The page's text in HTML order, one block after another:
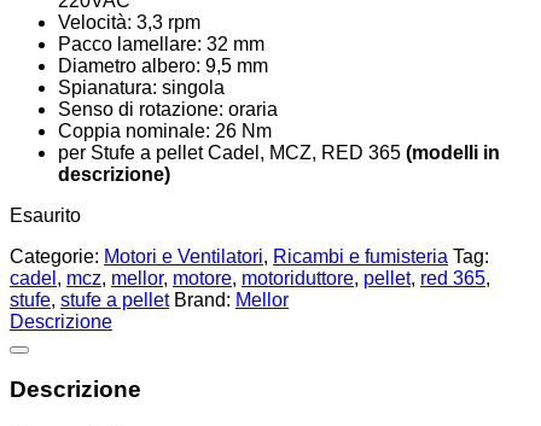
Velocità: 3,3 rpm
Pacco lamellare: 32 mm
Diametro albero: 9,5 mm
Spianatura: singola
Senso di rotazione: oraria
Coppia nominale: 26 Nm
per Stufe a pellet Cadel, MCZ, RED 365 (modelli in
descrizione)
Esaurito
Categorie: Motori e Ventilatori, Ricambi e fumisteria Tag:
cadel , mcz, mellor, motore, motoriduttore, pellet, red 365,
stufe, stufe a pellet Brand: Mellor
Descrizione
Descrizione